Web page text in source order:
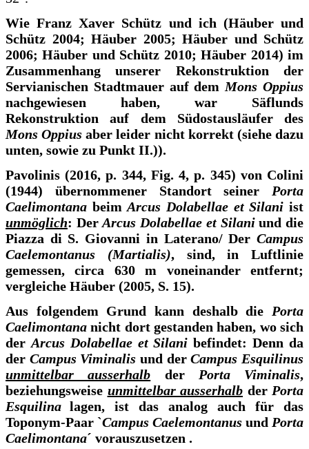
Wie Franz Xaver Schütz und ich (Häuber und
Schütz 2004; Häuber 2005; Häuber und Schütz
2006; Häuber und Schütz 2010; Häuber 2014) im
Zusammenhang unserer Rekonstruktion der
Servianischen Stadtmauer auf dem Mons Oppius
nachgewiesen haben, war Säflunds
Rekonstruktion auf dem Südostausläufer des
Mons Oppius aber leider nicht korrekt (siehe dazu
unten, sowie zu Punkt II.)).
Pavolinis (2016, p. 344, Fig. 4, p. 345) von Colini
(1944) übernommener Standort seiner Porta
Caelimontana beimArcus Dolabellae et Silani ist
unmöglich: DerArcus Dolabellae et Silaniund die
Piazza di S. Giovanni in Laterano/ Der Campus
Caelemontanus (Martialis), sind, in Luftlinie
gemessen, circa 630 m voneinander entfernt;
vergleiche Häuber (2005, S. 15).
Aus folgendem Grund kann deshalb die Porta
Caelimontana nicht dort gestanden haben, wo sich
derArcus Dolabellae et Silani befindet: Denn da
der Campus Viminalis und derCampus Esquilinus
unmittelbar ausserhalb der Porta Viminalis,
beziehungsweise unmittelbar ausserhalb der Porta
Esquilina lagen, ist das analog auch für das
Toponym-Paar `Campus Caelemontanus und Porta
Caelimontana´ vorauszusetzen .